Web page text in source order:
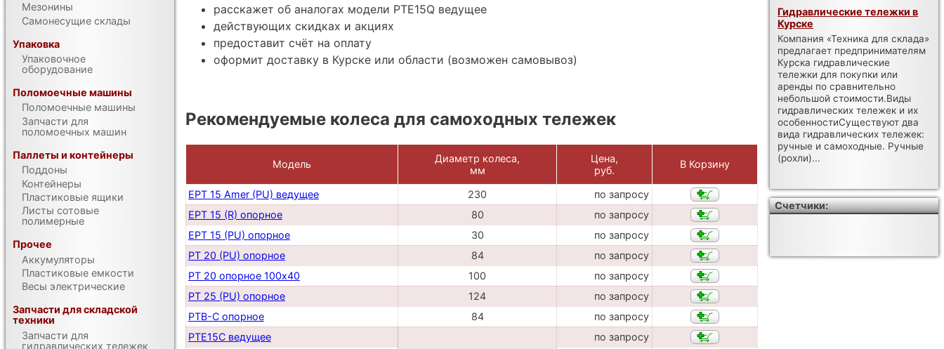
расскажет об аналогах модели PTE15Q ведущее
действующих скидках и акциях
предоставит счёт на оплату
оформит доставку в Курске или области (возможен самовывоз)
Рекомендуемые колеса для самоходных тележек
Модель
Диаметр колеса,
мм
Цена,
руб.
В Корзину
EPT 15 Amer (PU) ведущее 230
по запросу
EPT 15 (R) опорное
80
по запросу
EPT 15 (PU) опорное
30
по запросу
PT 20 (PU) опорное
84
по запросу
PT 20 опорное 100х40
100
по запросу
PT 25 (PU) опорное
124
по запросу
PTB-C опорное
84
по запросу
PTE15C ведущее
по запросу
Мезонины
Самонесущие склады
Упаковка
Упаковочное
оборудование
Поломоечные машины
Поломоечные машины
Запчасти для
поломоечных машин
Паллеты и контейнеры
Поддоны
Контейнеры
Пластиковые ящики
Листы сотовые
полимерные
Прочее
Аккумуляторы
Пластиковые емкости
Весы электрические
Запчасти для складской
техники
Запчасти для
гидравлических тележек
Гидравлические тележки в
Курске
Компания «Техника для склада»
предлагает предпринимателям
Курска гидравлические
тележки для покупки или
аренды по сравнительно
небольшой стоимости.Виды
гидравлических тележек и их
особенностиСуществуют два
вида гидравлических тележек:
ручные и самоходные. Ручные
(рохли)...
Счетчики: